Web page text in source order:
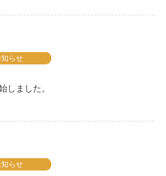
知らせ
しました。
知らせ